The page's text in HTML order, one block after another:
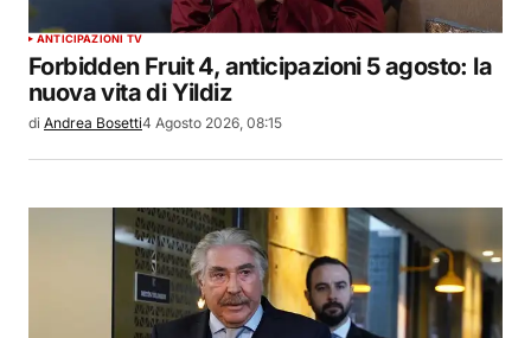
ANTICIPAZIONI TV
Forbidden Fruit 4, anticipazioni 5 agosto: la
nuova vita di Yildiz
di Andrea Bosetti4 Agosto 2026, 08:15